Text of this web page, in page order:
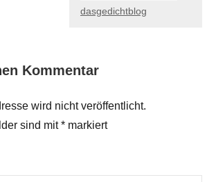
dasgedichtblog
Kommentar
wird nicht veröffentlicht.
sind mit* markiert